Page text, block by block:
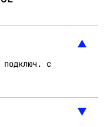
подключ. с